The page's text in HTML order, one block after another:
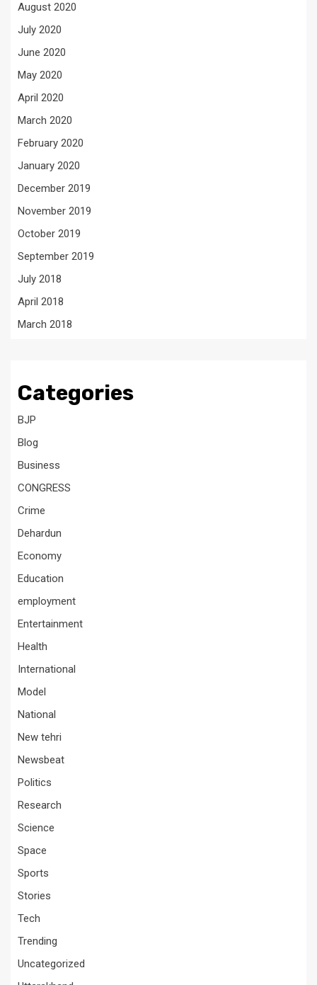
August 2020
July 2020
June 2020
May 2020
April 2020
March 2020
February 2020
January 2020
December 2019
November 2019
October 2019
September 2019
July 2018
April 2018
March 2018
Categories
BJP
Blog
Business
CONGRESS
Crime
Dehardun
Economy
Education
employment
Entertainment
Health
International
Model
National
New tehri
Newsbeat
Politics
Research
Science
Space
Sports
Stories
Tech
Trending
Uncategorized